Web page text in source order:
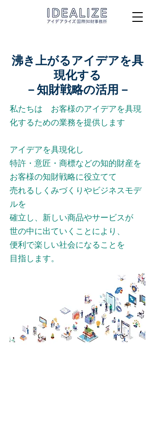
沸き上がるアイデアを具
現化する
​－知財戦略の活用－
私たちは お客様のアイデアを具現
化するための業務を提供します
アイデアを具現化し
特許・意匠・商標などの知的財産を
お客様の知財戦略に役立てて
売れるしくみづくりやビジネスモデ
ルを
確立し、 ​新しい商品やサービスが
世の中に出ていくことにより、
便利で楽しい社会になることを
目指します。